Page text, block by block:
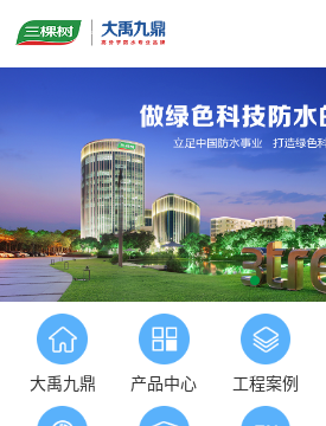
大禹九鼎 产品中心 工程案例